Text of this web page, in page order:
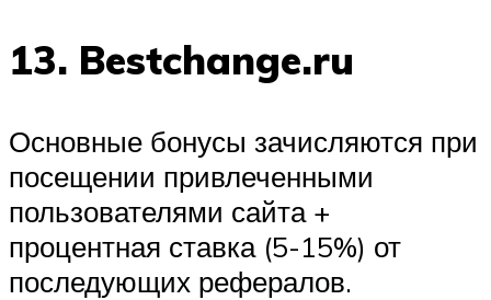
13. Bestchange.ru
Основные бонусы зачисляются при
посещении привлеченными
пользователями сайта +
процентная ставка (5-15%) от
последующих рефералов.